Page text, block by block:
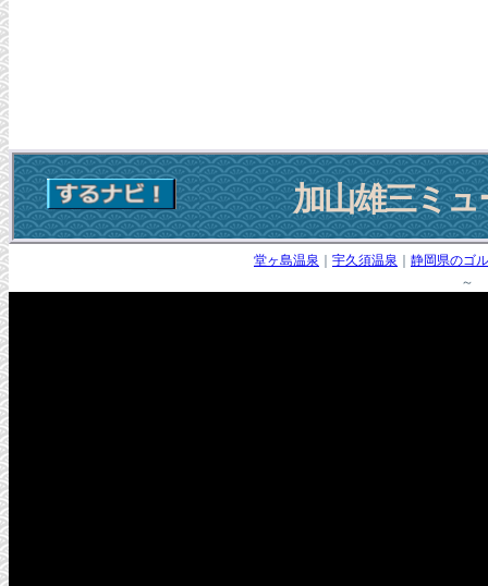
加山雄三ミ
堂ヶ島温泉 宇久須温泉
静岡県のゴ
～